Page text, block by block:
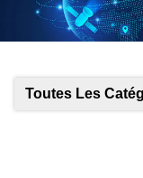
Toutes Les